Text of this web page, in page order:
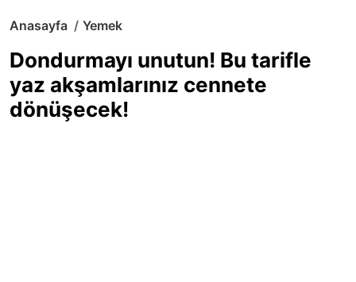
Anasayfa Yemek
Dondurmayı unutun! Bu tarifle
yaz akşamlarınız cennete
dönüşecek!